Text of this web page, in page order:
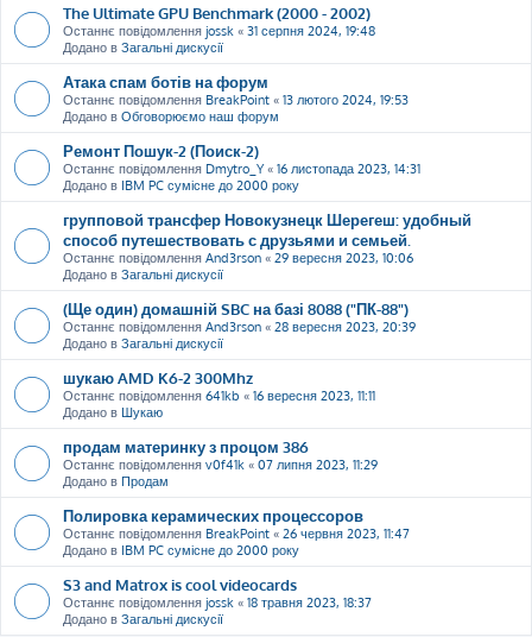
The Ultimate GPU Benchmark (2000 - 2002)
Останнє повідомлення jossk « 31 серпня 2024, 19:48
Додано в Загальні дискусії
Атака спам ботів на форум
Останнє повідомлення BreakPoint « 13 лютого 2024, 19:53
Додано в Обговорюємо наш форум
Ремонт Пошук-2 (Поиск-2)
Останнє повідомлення Dmytro_Y« 16 листопада 2023, 14:31
Додано в IBM PC сумісне до 2000 року
групповой трансфер Новокузнецк Шерегеш: удобный
способ путешествовать с друзьями и семьей.
Останнє повідомлення And3rson « 29 вересня 2023, 10:06
Додано в Загальні дискусії
(Ще один) домашній SBC на базі 8088 ("ПК-88")
Останнє повідомлення And3rson « 28 вересня 2023, 20:39
Додано в Загальні дискусії
шукаю AMD K6-2 300Mhz
Останнє повідомлення 641kb « 16 вересня 2023, 11:11
Додано в Шукаю
продам материнку з процом 386
Останнє повідомлення v0f41k « 07 липня 2023, 11:29
Додано в Продам
Полировка керамических процессоров
Останнє повідомлення BreakPoint « 26 червня 2023, 11:47
Додано в IBM PC сумісне до 2000 року
S3 and Matrox is cool videocards
Останнє повідомлення jossk « 18 травня 2023, 18:37
Додано в Загальні дискусії